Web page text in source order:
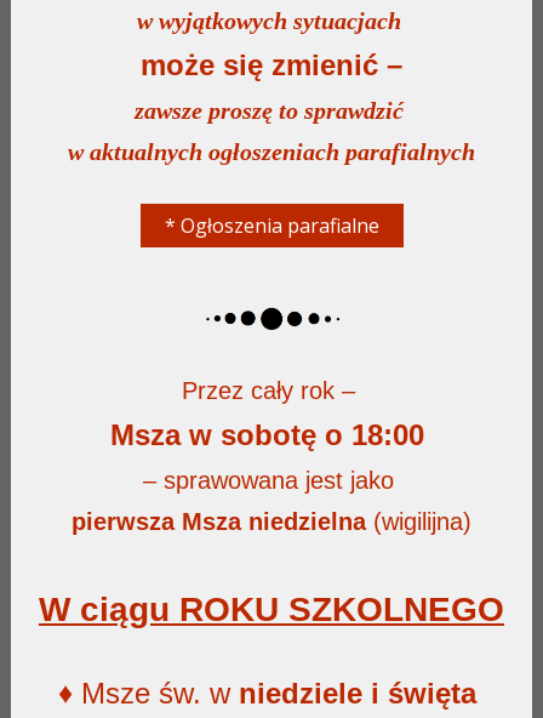
w wyjątkowych sytuacjach
może się zmienić –
zawsze proszę to sprawdzić
w aktualnych ogłoszeniach parafialnych
* Ogłoszenia parafialne
Przez cały rok –
Msza w sobotę o 18:00
– sprawowana jest jako
pierwsza Msza niedzielna(wigilijna)
W ciągu ROKU SZKOLNEGO
♦ Msze św. w niedziele i święta